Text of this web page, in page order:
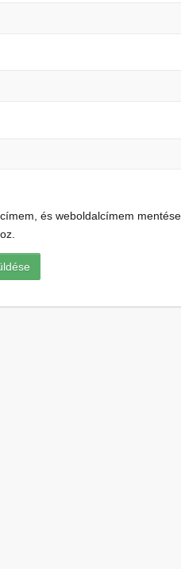
és weboldalcímem